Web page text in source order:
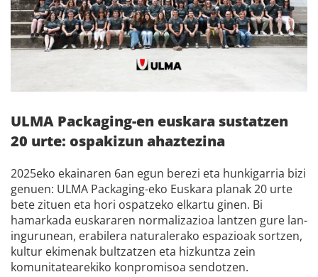
ULMA Packaging-en euskara sustatzen
20 urte: ospakizun ahaztezina
2025eko ekainaren 6an egun berezi eta hunkigarria bizi
genuen: ULMA Packaging-eko Euskara planak 20 urte
bete zituen eta hori ospatzeko elkartu ginen. Bi
hamarkada euskararen normalizazioa lantzen gure lan-
ingurunean, erabilera naturalerako espazioak sortzen,
kultur ekimenak bultzatzen eta hizkuntza zein
komunitatearekiko konpromisoa sendotzen.